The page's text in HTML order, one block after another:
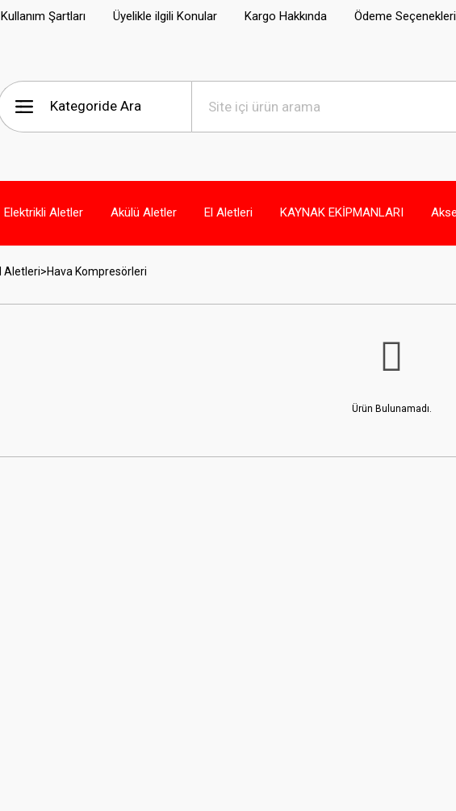
Şartları Üyelikle ilgili Konular Kargo Hakkında Ödeme Seçenekleri
Elektrikli Aletler Akülü Aletler El Aletleri KAYNAK EKİPMANLARI
Aletleri>Hava Kompresörleri
Ürün Bulunamadı.